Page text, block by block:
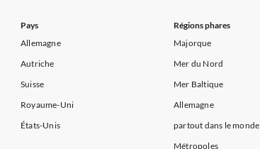
Pays
Allemagne
Autriche
Suisse
Royaume-Uni
États-Unis
Régions phares
Majorque
Mer du Nord
Mer Baltique
Allemagne
partout dans le monde
Métropoles